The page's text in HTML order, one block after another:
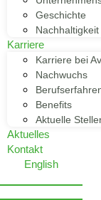
Geschichte
Nachhaltigkeit
Karriere
Karriere bei
Nachwuchs
Benefits
Aktuelle
Aktuelles
Kontakt
English